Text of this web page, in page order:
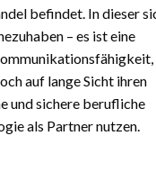
befindet. In dieser
– es ist eine
auf lange Sicht ihren
und sichere berufliche
als Partner nutzen.